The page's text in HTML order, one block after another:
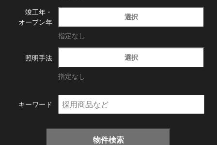
竣工年・
オープン年
選択
指定なし
照明手法 選択
指定なし
キーワード
物件検索